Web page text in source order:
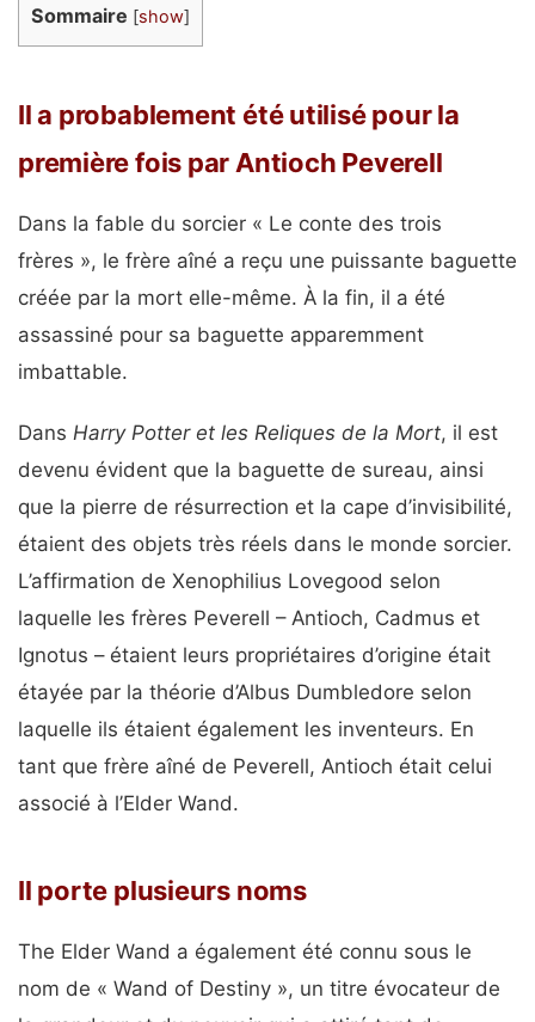
Sommaire [show]
Il a probablement été utilisé pour la
première fois par Antioch Peverell
Dans la fable du sorcier « Le conte des trois
frères », le frère aîné a reçu une puissante baguette
créée par la mort elle-même. À la fin, il a été
assassiné pour sa baguette apparemment
imbattable.
Dans Harry Potter et les Reliques de la Mort, il est
devenu évident que la baguette de sureau, ainsi
que la pierre de résurrection et la cape d’invisibilité,
étaient des objets très réels dans le monde sorcier.
L’affirmation de Xenophilius Lovegood selon
laquelle les frères Peverell – Antioch, Cadmus et
Ignotus – étaient leurs propriétaires d’origine était
étayée par la théorie d’Albus Dumbledore selon
laquelle ils étaient également les inventeurs. En
tant que frère aîné de Peverell, Antioch était celui
associé à l’Elder Wand.
Il porte plusieurs noms
The Elder Wand a également été connu sous le
nom de « Wand of Destiny », un titre évocateur de